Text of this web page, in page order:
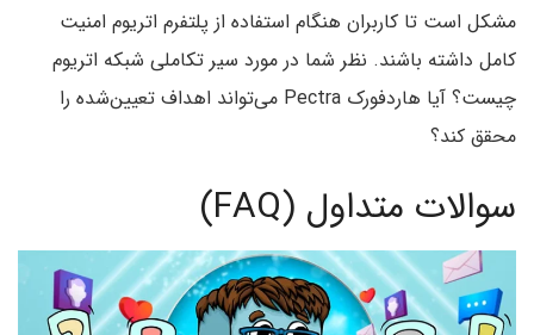
مشکل است تا کاربران هنگام استفاده از پلتفرم اتریوم امنیت
کامل داشته باشند. نظر شما در مورد سیر تکاملی شبکه اتریوم
چیست؟ آیا هاردفورک Pectra می‌تواند اهداف تعیین‌شده را
محقق کند؟
سوالات متداول (FAQ)